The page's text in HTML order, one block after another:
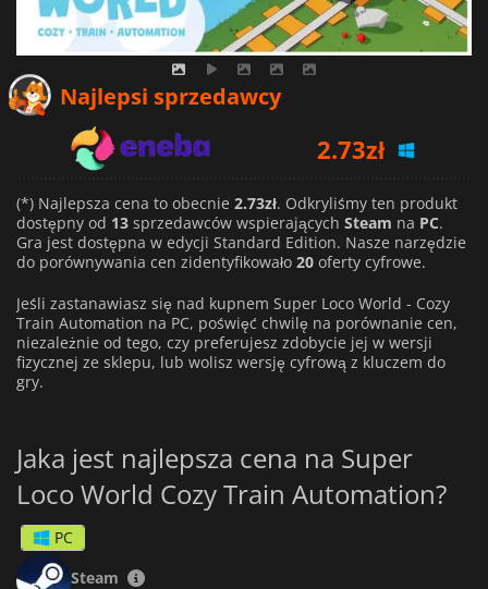
Najlepsi sprzedawcy
2.99zł
5.12zł
(*) Najlepsza cena to obecnie 2.73zł. Odkryliśmy ten produkt
dostępny od 13 sprzedawców wspierających Steam na PC.
Gra jest dostępna w edycji Standard Edition. Nasze narzędzie
do porównywania cen zidentyfikowało 20 oferty cyfrowe.
Jeśli zastanawiasz się nad kupnem Super Loco World - Cozy
Train Automation na PC, poświęć chwilę na porównanie cen,
niezależnie od tego, czy preferujesz zdobycie jej w wersji
fizycznej ze sklepu, lub wolisz wersję cyfrową z kluczem do
gry.
Jaka jest najlepsza cena na Super
Loco World Cozy Train Automation?
PC
Steam